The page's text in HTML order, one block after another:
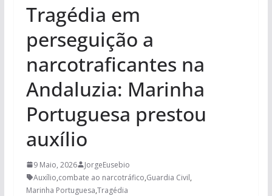
Tragédia em
perseguição a
narcotraficantes na
Andaluzia: Marinha
Portuguesa prestou
auxílio
9 Maio, 2026
JorgeEusebio
Auxílio,combate ao narcotráfico,Guardia Civil,
Marinha Portuguesa,Tragédia